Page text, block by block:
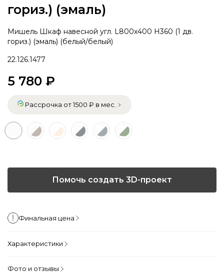
гориз.) (эмаль)
Мишель Шкаф навесной угл. L800х400 H360 (1 дв.
гориз.) (эмаль) (белый/белый)
22.126.1477
5 780 ₽
Рассрочка от 1500 ₽ в мес.
Помочь создать 3D-проект
Финальная цена
Характеристики
Фото и отзывы